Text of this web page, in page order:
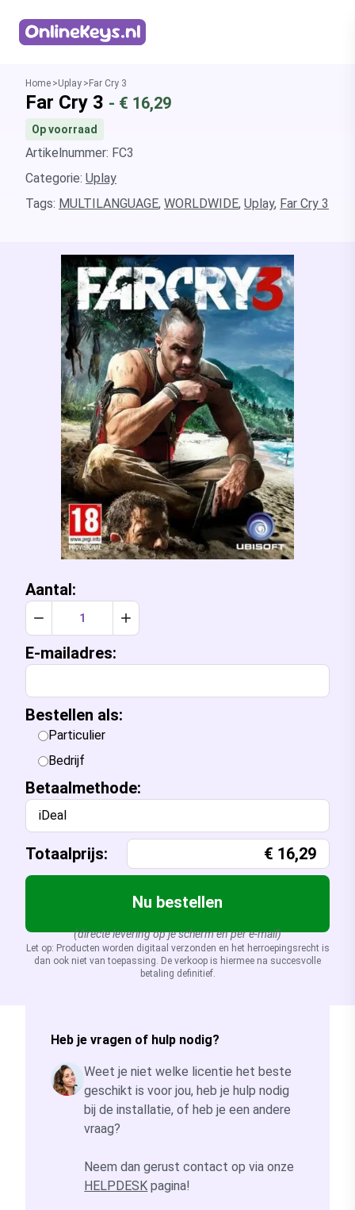
Home Uplay Far Cry 3
Far Cry 3 - € 16,29
Op voorraad
Artikelnummer: FC3
Categorie: Uplay
Tags: MULTILANGUAGE, WORLDWIDE, Uplay, Far Cry 3
Aantal:
Verlaag aantal met 1Verhoog aantal met 1
E-mailadres:
Bestellen als:
Particulier
Bedrijf
Betaalmethode:
iDeal
Totaalprijs: € 16,29
Nu bestellen
(directe levering op je scherm en per e-mail)
Let op: Producten worden digitaal verzonden en het herroepingsrecht is
dan ook niet van toepassing. De verkoop is hiermee na succesvolle
betaling definitief.
Heb je vragen of hulp nodig?
Weet je niet welke licentie het beste
geschikt is voor jou, heb je hulp nodig
bij de installatie, of heb je een andere
vraag?
Neem dan gerust contact op via onze
HELPDESK pagina!